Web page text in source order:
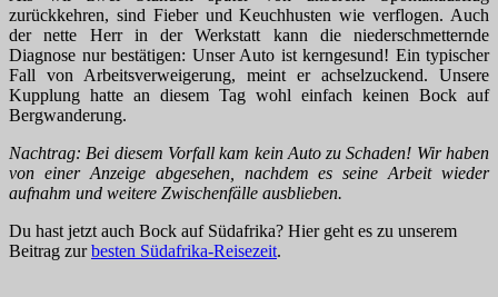
zurückkehren, sind Fieber und Keuchhusten wie verflogen. Auch
der nette Herr in der Werkstatt kann die niederschmetternde
Diagnose nur bestätigen: Unser Auto ist kerngesund! Ein typischer
Fall von Arbeitsverweigerung, meint er achselzuckend. Unsere
Kupplung hatte an diesem Tag wohl einfach keinen Bock auf
Bergwanderung.
Nachtrag: Bei diesem Vorfall kam kein Auto zu Schaden! Wir haben
von einer Anzeige abgesehen, nachdem es seine Arbeit wieder
aufnahm und weitere Zwischenfälle ausblieben.
Du hast jetzt auch Bock auf Südafrika? Hier geht es zu unserem
Beitrag zurbesten Südafrika-Reisezeit.